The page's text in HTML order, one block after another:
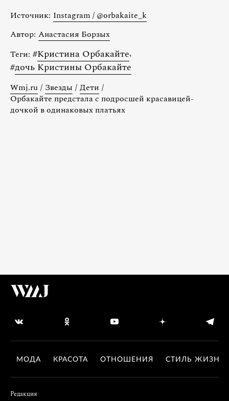
Источник: Instagram / @orbakaite_k
Автор: Анастасия Борзых
Теги: #Кристина Орбакайте,
#дочь Кристины Орбакайте
Wmj.ru / Звезды / Дети /
Орбакайте предстала с подросшей красавицей-
дочкой в одинаковых платьях
МОДА КРАСОТА ОТНОШЕНИЯ СТИЛЬ ЖИЗНИ
Редакция